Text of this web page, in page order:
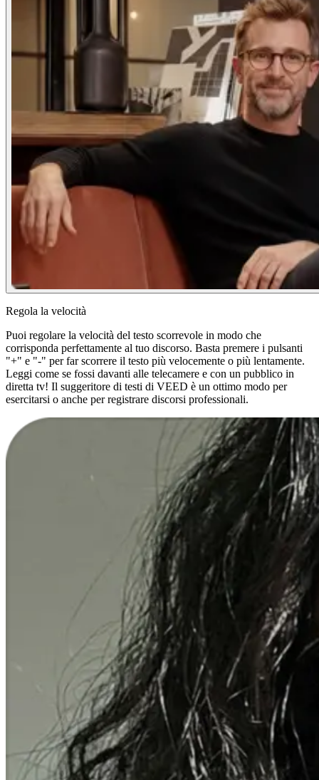
Regola la velocità
Puoi regolare la velocità del testo scorrevole in modo che
corrisponda perfettamente al tuo discorso. Basta premere i pulsanti
"+" e "-" per far scorrere il testo più velocemente o più lentamente.
Leggi come se fossi davanti alle telecamere e con un pubblico in
diretta tv! Il suggeritore di testi di VEED è un ottimo modo per
esercitarsi o anche per registrare discorsi professionali.